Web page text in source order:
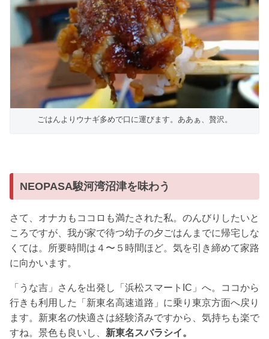
ごはんよりウナギ多めで口に運びます。ああぁ、贅沢。
NEOPASA駿河湾沼津を味わう
さて、オナカもココロも満たされた私。のんびりしたいと
ころですが、我が家で待つ幼子の夕ごはんまでに帰宅しな
くては。所要時間は４〜５時間ほど。気を引き締めて家路
に向かいます。
「うな吉」さんを出発し「浜松スマートIC」へ。ココから
行きも利用した「新東名高速道路」に乗り東京方面へ戻り
ます。新東名の快適さは経験済みですから、気持ちも楽で
すね。景色も良いし、 新東名スバラシイ。